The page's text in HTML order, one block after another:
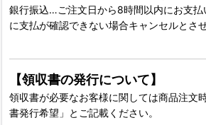
銀行振込…ご注文日から8時間以内にお支払
に支払が確認できない場合キャンセルとさ
【領収書の発行について】
領収書が必要なお客様に関しては商品注文
書発行希望」とご記載ください。